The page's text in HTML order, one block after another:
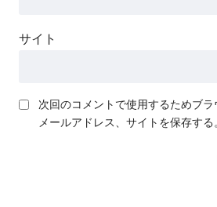
サイト
次回のコメントで使用するためブラ
メールアドレス、サイトを保存する